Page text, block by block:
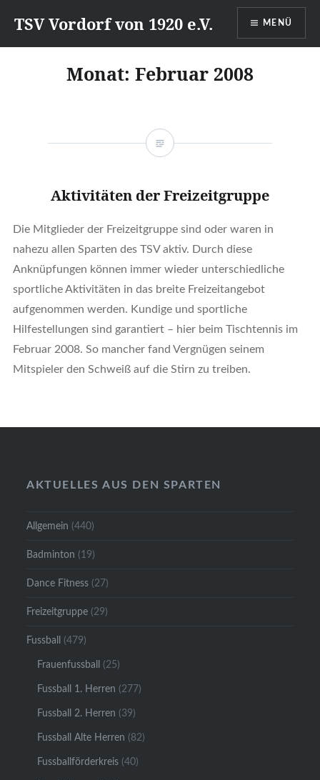
zumTSV Vordorf von 1920 e.V. MENÜ
Monat: Februar 2008
Aktivitäten der Freizeitgruppe
Die Mitglieder der Freizeitgruppe sind oder waren in
nahezu allen Sparten des TSV aktiv. Durch diese
Anknüpfungen können immer wieder unterschiedliche
sportliche Aktivitäten in das breite Freizeitangebot
aufgenommen werden. Kundige und sportliche
Hilfestellungen sind garantiert – hier beim Tischtennis im
Februar 2008. So mancher fand Vergnügen seinem
Mitspieler den Schweiß auf die Stirn zu treiben.
AKTUELLES AUS DEN SPARTEN
Allgemein (440)
Badminton (19)
Dance Fitness (27)
Freizeitgruppe (29)
Fussball (479)
Frauenfussball (25)
Fussball 1. Herren (277)
Fussball 2. Herren (39)
Fussball Alte Herren (82)
Fussballförderkreis (40)